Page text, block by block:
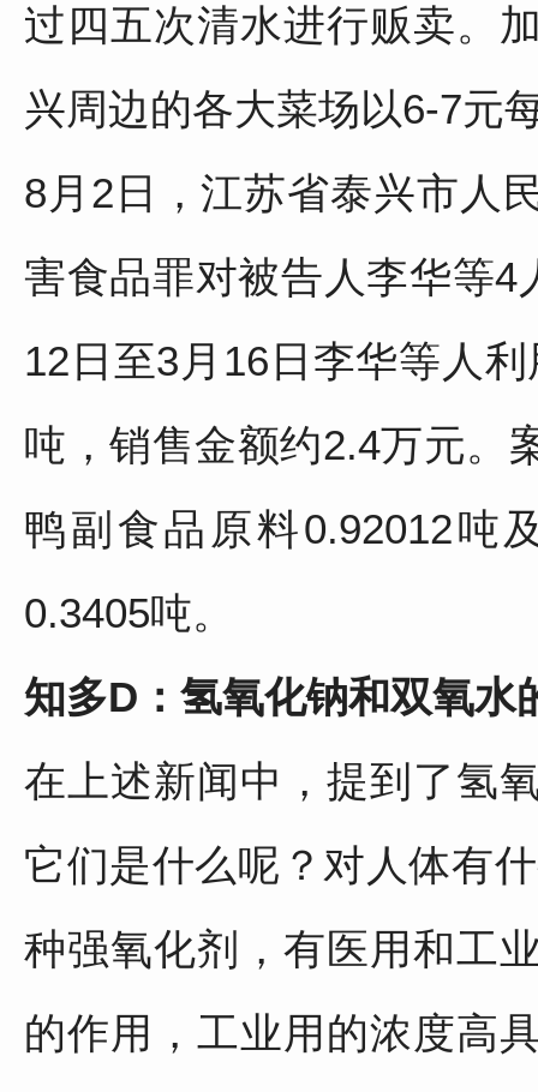
过四五次清水进行贩卖。
兴周边的各大菜场以6-7元
8月2日，江苏省泰兴市人
害食品罪对被告人李华等4
12日至3月16日李华等人
吨，销售金额约2.4万元。
鸭副食品原料0.92012吨
0.3405吨。
知多D： 氢氧化钠和双氧水
在上述新闻中，提到了氢
它们是什么呢？对人体有
种强氧化剂，有医用和工
的作用，工业用的浓度高